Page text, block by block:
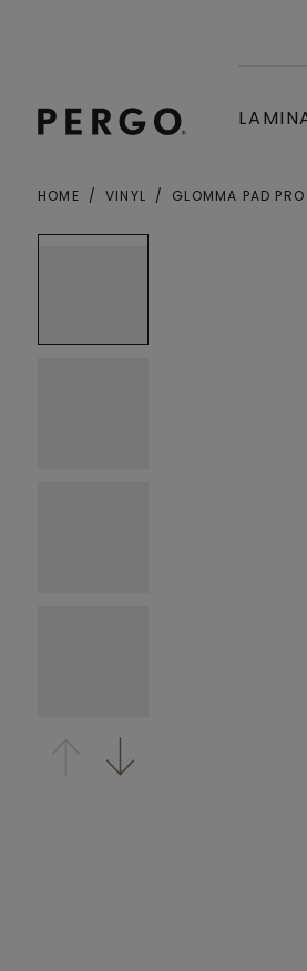
HOME VINYL GLOMMA PAD PRO